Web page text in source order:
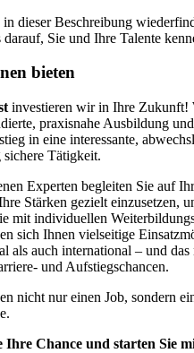
dieser Beschreibung
Sie und Ihre Talente
bieten
investieren wir in Ihre Zukunft!
praxisnahe Ausbildung
in eine interessante,
Tätigkeit.
Experten begleiten Sie auf
hre Stärken gezielt einzusetzen,
mit individuellen
sich Ihnen vielseitige
als auch international – und das
und Aufstiegschancen.
nicht nur einen Job, sondern
Ihre Chance und starten Sie